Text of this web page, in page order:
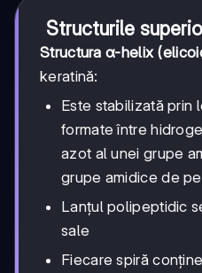
Structurile
Structura α-helix
keratină:
Este stabilizată prin
formate între
azot al unei grupe
grupe amidice de
Lanțul polipeptidic
sale
Fiecare spiră